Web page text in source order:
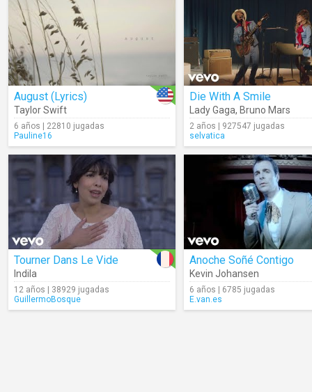
August (Lyrics)
Taylor Swift
6 años | 22810 jugadas
Pauline16
Die With A Smile
Lady Gaga, Bruno Mars
2 años | 927547 jugadas
selvatica
Tourner Dans Le Vide
Indila
12 años | 38929 jugadas
GuillermoBosque
Anoche Soñé Contigo
Kevin Johansen
6 años | 6785 jugadas
E.van.es